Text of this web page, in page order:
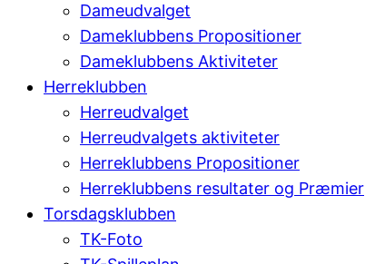
Dameudvalget
Dameklubbens Propositioner
Dameklubbens Aktiviteter
Herreklubben
Herreudvalget
Herreudvalgets aktiviteter
Herreklubbens Propositioner
Herreklubbens resultater og Præmier
Torsdagsklubben
TK-Foto